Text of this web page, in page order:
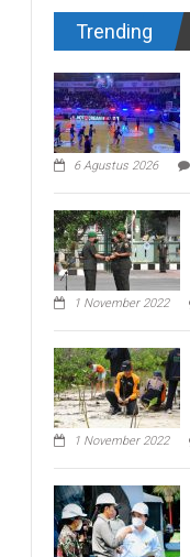
Trending
6 Agustus 2026
1 November 2022
1 November 2022